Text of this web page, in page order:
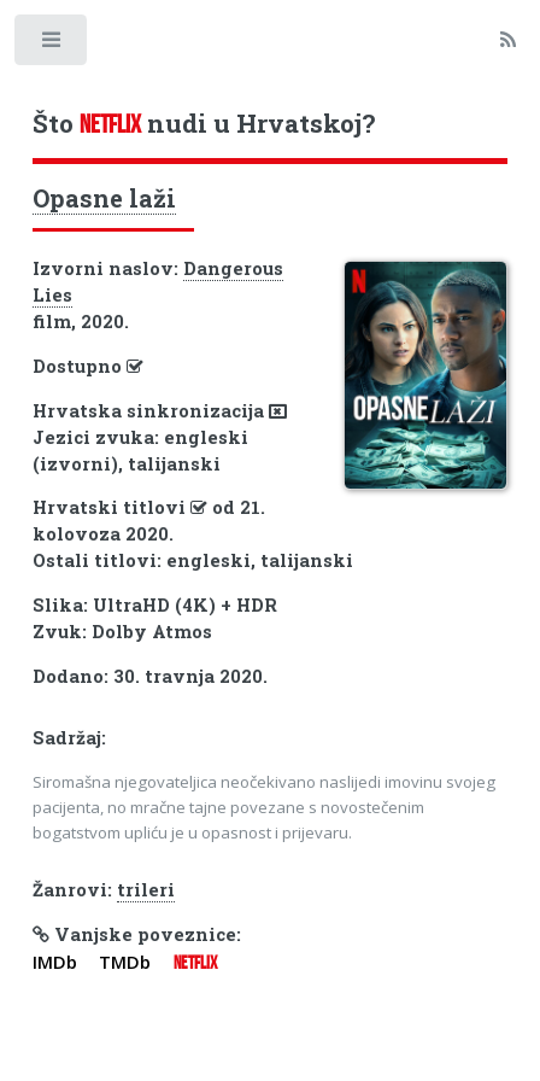
Što NETFLIXnudi u Hrvatskoj?
Opasne laži
Izvorni naslov: Dangerous
Lies
film, 2020.
Dostupno
Hrvatska sinkronizacija
Jezici zvuka: engleski
(izvorni), talijanski
Hrvatski titlovi
od 21.
kolovoza 2020.
Ostali titlovi: engleski, talijanski
Slika: UltraHD (4K) + HDR
Zvuk: Dolby Atmos
Dodano: 30. travnja 2020.
Sadržaj:
Siromašna njegovateljica neočekivano naslijedi imovinu svojeg
pacijenta, no mračne tajne povezane s novostečenim
bogatstvom upliću je u opasnost i prijevaru.
Žanrovi: trileri
Vanjske poveznice:
IMDb TMDb NETFLIX